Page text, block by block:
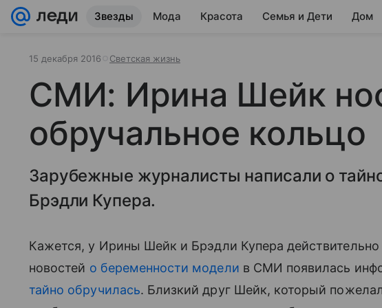
Звезды Мода Красота Семья и Дети Дом
15 декабря 2016 Светская жизнь
СМИ: Ирина Шейк
обручальное кольцо
Зарубежные журналисты написали о
Брэдли Купера.
Кажется, у Ирины Шейк и Брэдли Купера действительно
новостей о беременности модели в СМИ появилась
тайно обручилась. Близкий друг Шейк, который